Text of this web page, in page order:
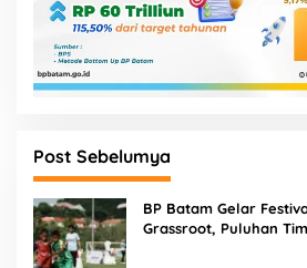
Post Sebelumya
BP Batam Gelar
Grassroot, Puluhan